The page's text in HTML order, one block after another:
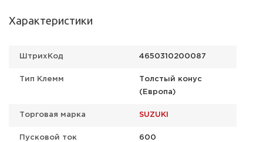
Характеристики
ШтрихКод 4650310200087
Тип Клемм
Толстый конус
(Европа)
Торговая марка SUZUKI
Пусковой ток 600